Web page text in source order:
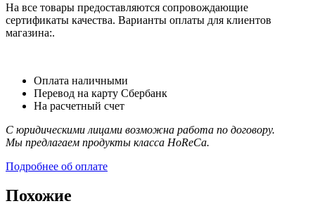
На все товары предоставляются сопровождающие
сертификаты качества. Варианты оплаты для клиентов
магазина:.
Оплата наличными
Перевод на карту Сбербанк
На расчетный счет
С юридическими лицами возможна работа по договору.
Мы предлагаем продукты класса HoReCa.
Подробнее об оплате
Похожие